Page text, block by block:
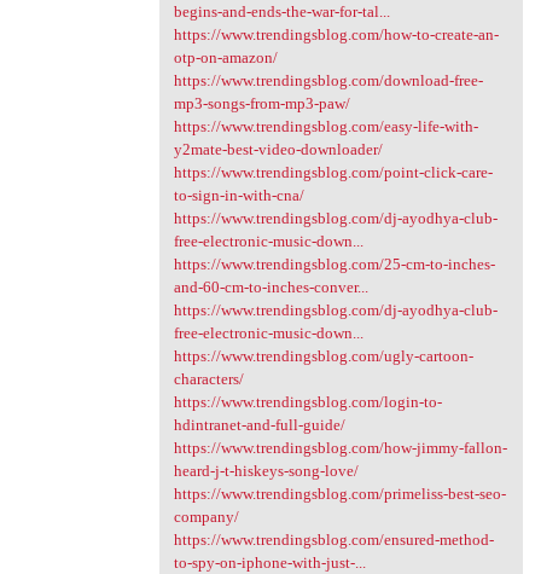
begins-and-ends-the-war-for-tal...
https://www.trendingsblog.com/how-to-create-an-
otp-on-amazon/
https://www.trendingsblog.com/download-free-
mp3-songs-from-mp3-paw/
https://www.trendingsblog.com/easy-life-with-
y2mate-best-video-downloader/
https://www.trendingsblog.com/point-click-care-
to-sign-in-with-cna/
https://www.trendingsblog.com/dj-ayodhya-club-
free-electronic-music-down...
https://www.trendingsblog.com/25-cm-to-inches-
and-60-cm-to-inches-conver...
https://www.trendingsblog.com/dj-ayodhya-club-
free-electronic-music-down...
https://www.trendingsblog.com/ugly-cartoon-
characters/
https://www.trendingsblog.com/login-to-
hdintranet-and-full-guide/
https://www.trendingsblog.com/how-jimmy-fallon-
heard-j-t-hiskeys-song-love/
https://www.trendingsblog.com/primeliss-best-seo-
company/
https://www.trendingsblog.com/ensured-method-
to-spy-on-iphone-with-just-...